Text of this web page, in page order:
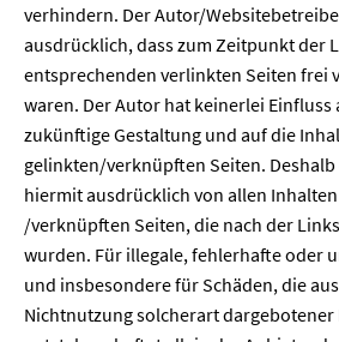
verhindern. Der Autor/
ausdrücklich, dass zum Zeitpunkt der
entsprechenden verlinkten Seiten frei
waren. Der Autor hat keinerlei
zukünftige Gestaltung und auf die
gelinkten/verknüpften Seiten.
hiermit ausdrücklich von allen
/verknüpften Seiten, die nach der
wurden. Für illegale, fehlerhafte oder
und insbesondere für Schäden, die
Nichtnutzung solcherart